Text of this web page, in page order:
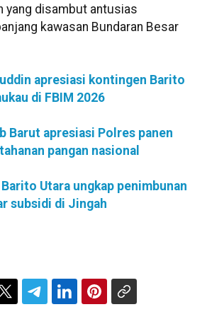
yang disambut antusias
kawasan Bundaran Besar
apresiasi kontingen Barito
di FBIM 2026
Barut apresiasi Polres panen
pangan nasional
Utara ungkap penimbunan
subsidi di Jingah